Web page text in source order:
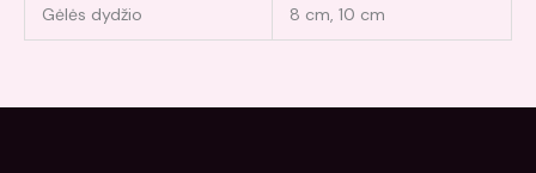
Gėlės dydžio 8 cm, 10 cm